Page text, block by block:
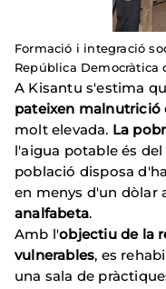
Formació i integració
República Democràtica
A Kisantu s'estima
pateixen malnutrició
molt elevada. La
l'aigua potable és del
població disposa
en menys d'un dòlar
analfabeta.
Amb l'objectiu de la
vulnerables, es
una sala de